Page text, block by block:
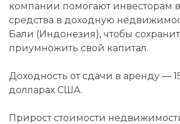
компании помогают инвесторам
средства в доходную
Бали (Индонезия), чтобы
приумножить свой капитал.
Доходность от сдачи в аренду —
долларах США.
Прирост стоимости